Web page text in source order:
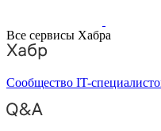
Все сервисы Хабра
Сообщество IT-